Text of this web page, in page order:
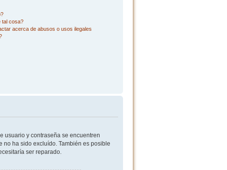
tal cosa?
acerca de abusos o usos ilegales
usuario y contraseña se encuentren
no ha sido excluído. También es posible
ser reparado.